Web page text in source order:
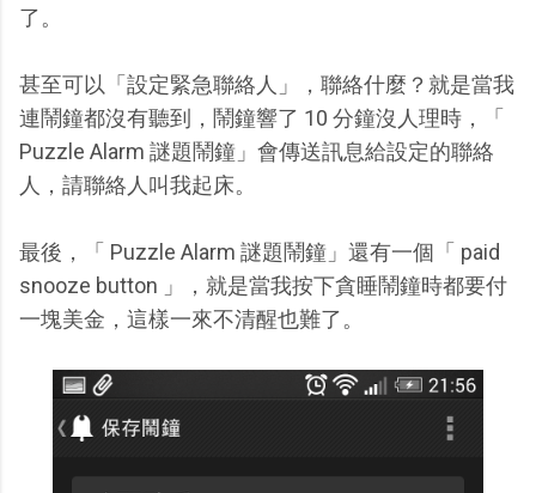
了。
甚至可以「設定緊急聯絡人」，聯絡什麼？就是當我
連鬧鐘都沒有聽到，鬧鐘響了 10 分鐘沒人理時，「
Puzzle Alarm 謎題鬧鐘」會傳送訊息給設定的聯絡
人，請聯絡人叫我起床。
最後，「 Puzzle Alarm 謎題鬧鐘」還有一個「 paid
snooze button 」，就是當我按下貪睡鬧鐘時都要付
一塊美金，這樣一來不清醒也難了。